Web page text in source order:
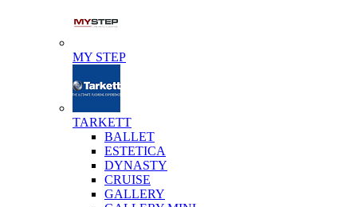
MY STEP
TARKETT
BALLET
ESTETICA
DYNASTY
CRUISE
GALLERY